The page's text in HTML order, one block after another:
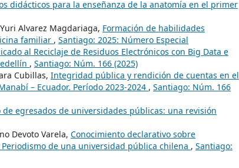
didácticos para la enseñanza de la anatomía en el primer
Alvarez Magdariaga, Formación de habilidades
familiar , Santiago: 2025: Número Especial
al Reciclaje de Residuos Electrónicos con Big Data e
, Santiago: Núm. 166 (2025)
Cubillas, Integridad pública y rendición de cuentas en el
– Ecuador. Período 2023-2024 , Santiago: Núm. 166
de egresados de universidades públicas: una revisión
Devoto Varela, Conocimiento declarativo sobre
de una universidad pública chilena , Santiago: